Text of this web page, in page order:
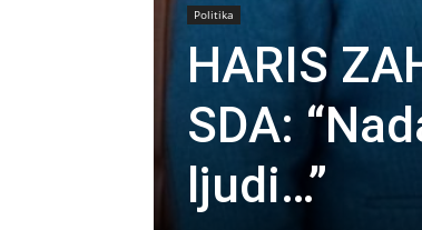
Politika
HARIS
SDA:
ljudi…”